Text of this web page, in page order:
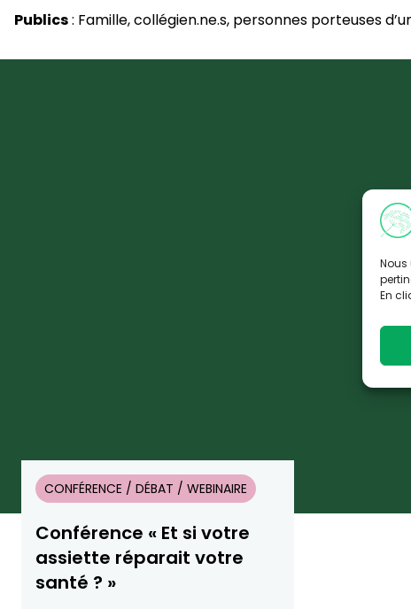
Nous
En
Publics: Famille, collégien.ne.s, personnes porteuses
CONFÉRENCE / DÉBAT / WEBINAIRE
Conférence « Et si votre
assiette réparait votre
santé ? »